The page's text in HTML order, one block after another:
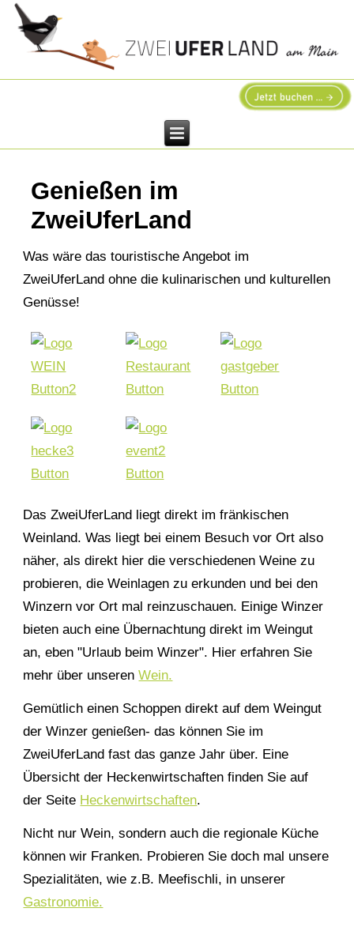
Genießen im
ZweiUferLand
Was wäre das touristische Angebot im
ZweiUferLand ohne die kulinarischen und kulturellen
Genüsse!
Das ZweiUferLand liegt direkt im fränkischen
Weinland. Was liegt bei einem Besuch vor Ort also
näher, als direkt hier die verschiedenen Weine zu
probieren, die Weinlagen zu erkunden und bei den
Winzern vor Ort mal reinzuschauen. Einige Winzer
bieten auch eine Übernachtung direkt im Weingut
an, eben "Urlaub beim Winzer". Hier erfahren Sie
mehr über unserenWein.
Gemütlich einen Schoppen direkt auf dem Weingut
der Winzer genießen- das können Sie im
ZweiUferLand fast das ganze Jahr über. Eine
Übersicht der Heckenwirtschaften finden Sie auf
der Seite Heckenwirtschaften.
Nicht nur Wein, sondern auch die regionale Küche
können wir Franken. Probieren Sie doch mal unsere
Spezialitäten, wie z.B. Meefischli, in unserer
Gastronomie.